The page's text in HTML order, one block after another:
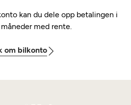
kan du dele opp betalingen i
med rente.
om bilkonto